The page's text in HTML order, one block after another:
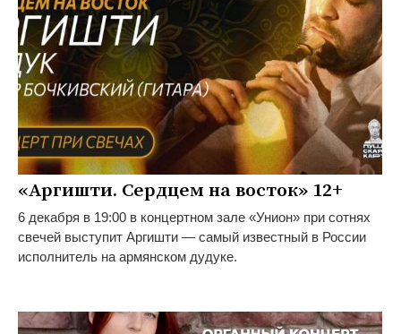
«Аргишти. Сердцем на восток» 12+
6 декабря в 19:00 в концертном зале «Унион» при сотнях
свечей выступит Аргишти — самый известный в России
исполнитель на армянском дудуке.